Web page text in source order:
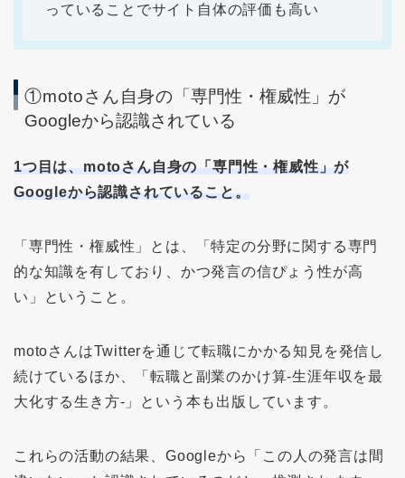
っていることでサイト自体の評価も高い
①motoさん自身の 「専門性・権威性」が
Googleから認識されている
1つ目は、 motoさん自身の 「専門性・権威性」が
Googleから認識されていること。
「専門性・権威性」とは、「特定の分野に関する専門
的な知識を有しており、かつ発言の信ぴょう性が高
い」ということ。
motoさんはTwitterを通じて転職にかかる知見を発信し
続けているほか、「転職と副業のかけ算-生涯年収を最
大化する生き方-」という本も出版しています。
これらの活動の結果、Googleから「この人の発言は間